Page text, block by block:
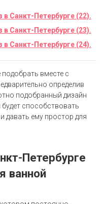
вместе с
определив
подобранный дизайн
способствовать
ему простор для
Петербурге
ванной